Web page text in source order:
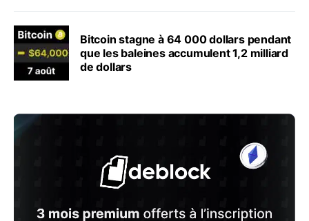
Bitcoin stagne à 64 000 dollars pendant
que les baleines accumulent 1,2 milliard
de dollars